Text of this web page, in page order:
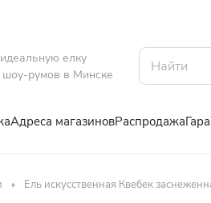
елку
шоу-румов в Минске
Адреса магазиновРаспродажа
Ель искусственная Квебек